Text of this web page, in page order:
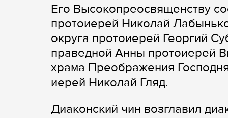
Его Высокопреосвященству
протоиерей Николай
округа протоиерей Георгий
праведной Анны протоиерей
храма Преображения
иерей Николай Гляд.
Диаконский чин возглавил